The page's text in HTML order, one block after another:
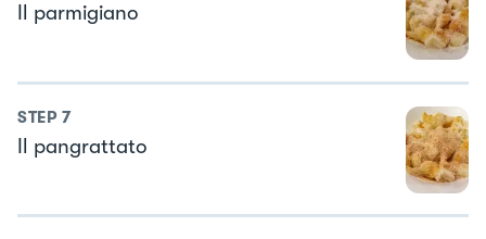
Il parmigiano
STEP 7
Il pangrattato